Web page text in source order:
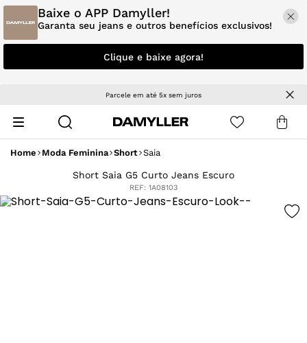
Baixe o APP Damyller!
Garanta seu jeans e outros benefícios exclusivos!
Clique e baixe agora!
Parcele em até 5x sem juros
Home Moda Feminina Short Saia
Short Saia G5 Curto Jeans Escuro
REF: 1A08103